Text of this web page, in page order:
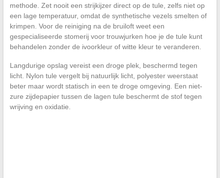
methode. Zet nooit een strijkijzer direct op de tule, zelfs niet op
een lage temperatuur, omdat de synthetische vezels smelten of
krimpen. Voor de reiniging na de bruiloft weet een
gespecialiseerde stomerij voor trouwjurken hoe je de tule kunt
behandelen zonder de ivoorkleur of witte kleur te veranderen.
Langdurige opslag vereist een droge plek, beschermd tegen
licht. Nylon tule vergelt bij natuurlijk licht, polyester weerstaat
beter maar wordt statisch in een te droge omgeving. Een niet-
zure zijdepapier tussen de lagen tule beschermt de stof tegen
wrijving en oxidatie.